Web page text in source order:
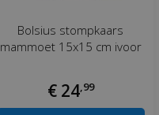
Bolsius stompkaars
mammoet 15x15 cm ivoor
€ 24 99